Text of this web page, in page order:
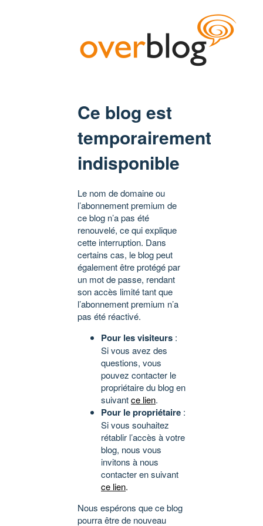
Ce blog est
temporairement
indisponible
Le nom de domaine ou
l’abonnement premium de
ce blog n’a pas été
renouvelé, ce qui explique
cette interruption. Dans
certains cas, le blog peut
également être protégé par
un mot de passe, rendant
son accès limité tant que
l’abonnement premium n’a
pas été réactivé.
Pour les visiteurs :
Si vous avez des
questions, vous
pouvez contacter le
propriétaire du blog en
suivantce lien.
Pour le propriétaire :
Si vous souhaitez
rétablir l’accès à votre
blog, nous vous
invitons à nous
contacter en suivant
ce lien.
Nous espérons que ce blog
pourra être de nouveau